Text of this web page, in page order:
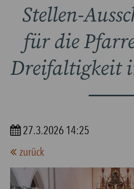
Stellen-
für die
Dreifaltigkeit
27.3.2026 14:25
zurück